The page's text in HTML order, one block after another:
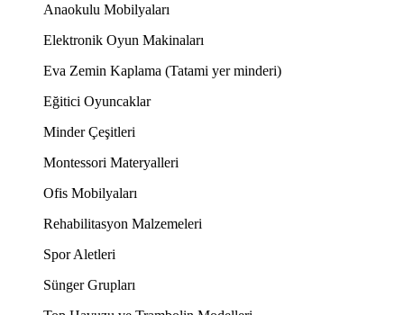
Anaokulu Mobilyaları
Elektronik Oyun Makinaları
Eva Zemin Kaplama (Tatami yer minderi)
Eğitici Oyuncaklar
Minder Çeşitleri
Montessori Materyalleri
Ofis Mobilyaları
Rehabilitasyon Malzemeleri
Spor Aletleri
Sünger Grupları